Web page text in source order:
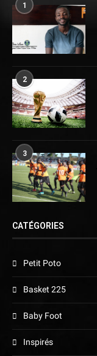
1
2
3
CATÉGORIES
Petit Poto
Basket 225
Baby Foot
Inspirés